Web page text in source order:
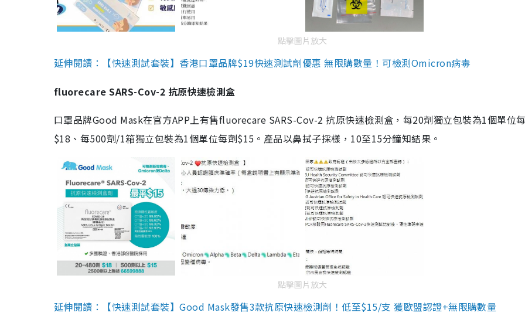
點擊圖片放大
延伸閱讀：【快速測試套裝】香港口罩品牌$19快速測試劑優惠 無限購數量！可檢測Omicron病毒
fluorecare SARS-Cov-2 抗原快速檢測盒
口罩品牌Good Mask在官方APP上有售fluorecare SARS-Cov-2 抗原快速檢測盒，每20劑獨立包裝為1個單位
$18、每500劑/1箱獨立包裝為1個單位每劑$15。產品以鼻拭子採樣，10至15分鐘知結果。
點擊圖片放大
延伸閱讀：【快速測試套裝】Good Mask發售3款抗原快速檢測劑！低至$15/支 獲歐盟認證+無限購數量